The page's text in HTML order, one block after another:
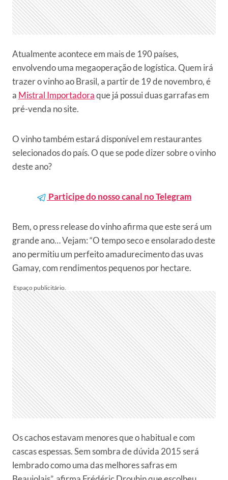
Atualmente acontece em mais de 190 países,
envolvendo uma megaoperação de logística. Quem irá
trazer o vinho ao Brasil, a partir de 19 de novembro, é
a Mistral Importadoraque já possui duas garrafas em
pré-venda no site.
O vinho também estará disponível em restaurantes
selecionados do país. O que se pode dizer sobre o vinho
deste ano?
Participe do nosso canal no Telegram
Bem, o press release do vinho afirma que este será um
grande ano… Vejam: “O tempo seco e ensolarado deste
ano permitiu um perfeito amadurecimento das uvas
Gamay, com rendimentos pequenos por hectare.
Os cachos estavam menores que o habitual e com
cascas espessas. Sem sombra de dúvida 2015 será
lembrado como uma das melhores safras em